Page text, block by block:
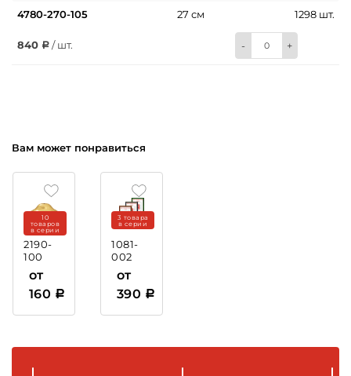
4780-270-105 27 см 1298 шт.
840 / шт. - +
Вам может понравиться
2190-
100
10
товаров
в серии
от
160
1081-
002
пластиковая
3 товара
в серии
от
390